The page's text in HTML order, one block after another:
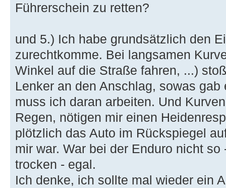
Führerschein zu retten?
und 5.) Ich habe grundsätzlich den
zurechtkomme. Bei langsamen
Winkel auf die Straße fahren, ...)
Lenker an den Anschlag, sowas
muss ich daran arbeiten. Und
Regen, nötigen mir einen
plötzlich das Auto im Rückspiegel
mir war. War bei der Enduro nicht
trocken - egal.
Ich denke, ich sollte mal wieder ein